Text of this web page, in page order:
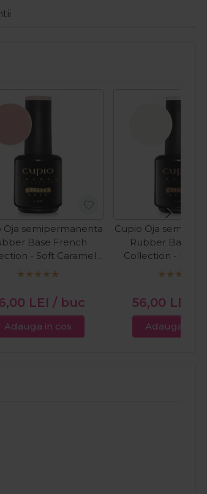
Oja semipermanenta
Base French
- Soft Caramel
15ml
LEI / buc
Adauga in cos
Cupio Oja
Rubber Base
Collection - Milky
15ml
56,00 LEI
Adauga in